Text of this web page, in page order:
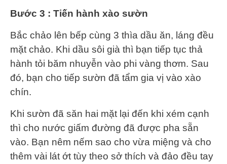
Bước 3 : Tiến hành xào sườn
Bắc chảo lên bếp cùng 3 thìa dầu ăn, láng đều
mặt chảo. Khi dầu sôi già thì bạn tiếp tục thả
hành tỏi băm nhuyễn vào phi vàng thơm. Sau
đó, bạn cho tiếp sườn đã tẩm gia vị vào xào
chín.
Khi sườn đã săn hai mặt lại đến khi xém cạnh
thì cho nước giấm đường đã được pha sẵn
vào. Bạn nêm nếm sao cho vừa miệng và cho
thêm vài lát ớt tùy theo sở thích và đảo đều tay